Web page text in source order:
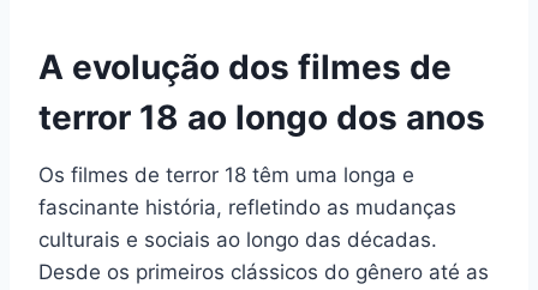
A evolução dos filmes de
terror 18 ao longo dos anos
Os filmes de terror 18 têm uma longa e
fascinante história, refletindo as mudanças
culturais e sociais ao longo das décadas.
Desde os primeiros clássicos do gênero até as